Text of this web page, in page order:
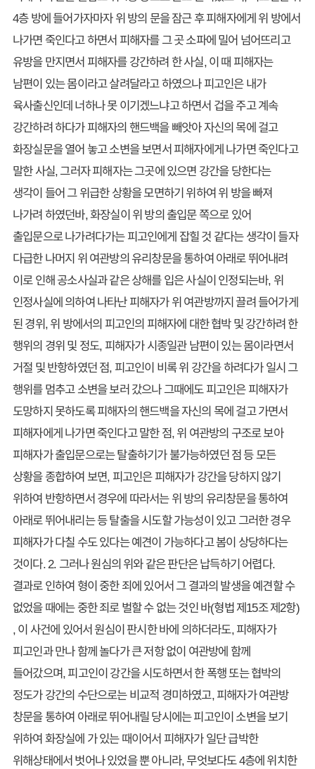
4층 방에 들어가자마자 위 방의 문을 잠근 후 피해자에게 위 방에서
나가면 죽인다고 하면서 피해자를 그 곳 소파에 밀어 넘어뜨리고
유방을 만지면서 피해자를 강간하려 한 사실, 이 때 피해자는
남편이 있는 몸이라고 살려달라고 하였으나 피고인은 내가
육사출신인데 너하나 못 이기겠느냐고 하면서 겁을 주고 계속
강간하려 하다가 피해자의 핸드백을 빼앗아 자신의 목에 걸고
화장실문을 열어 놓고 소변을 보면서 피해자에게 나가면 죽인다고
말한 사실, 그러자 피해자는 그곳에 있으면 강간을 당한다는
생각이 들어 그 위급한 상황을 모면하기 위하여 위 방을 빠져
나가려 하였던바, 화장실이 위 방의 출입문 쪽으로 있어
출입문으로 나가려다가는 피고인에게 잡힐 것 같다는 생각이 들자
다급한 나머지 위 여관방의 유리창문을 통하여 아래로 뛰어내려
이로 인해 공소사실과 같은 상해를 입은 사실이 인정되는바, 위
인정사실에 의하여 나타난 피해자가 위 여관방까지 끌려 들어가게
된 경위, 위 방에서의 피고인의 피해자에 대한 협박 및 강간하려 한
행위의 경위 및 정도, 피해자가 시종일관 남편이 있는 몸이라면서
거절 및 반항하였던 점, 피고인이 비록 위 강간을 하려다가 일시 그
행위를 멈추고 소변을 보러 갔으나 그때에도 피고인은 피해자가
도망하지 못하도록 피해자의 핸드백을 자신의 목에 걸고 가면서
피해자에게 나가면 죽인다고 말한 점, 위 여관방의 구조로 보아
피해자가 출입문으로는 탈출하기가 불가능하였던 점 등 모든
상황을 종합하여 보면, 피고인은 피해자가 강간을 당하지 않기
위하여 반항하면서 경우에 따라서는 위 방의 유리창문을 통하여
아래로 뛰어내리는 등 탈출을 시도할 가능성이 있고 그러한 경우
피해자가 다칠 수도 있다는 예견이 가능하다고 봄이 상당하다는
것이다. 2. 그러나 원심의 위와 같은 판단은 납득하기 어렵다.
결과로 인하여 형이 중한 죄에 있어서 그 결과의 발생을 예견할 수
없었을 때에는 중한 죄로 벌할 수 없는 것인 바(형법 제15조 제2항)
, 이 사건에 있어서 원심이 판시한 바에 의하더라도, 피해자가
피고인과 만나 함께 놀다가 큰 저항 없이 여관방에 함께
들어갔으며, 피고인이 강간을 시도하면서 한 폭행 또는 협박의
정도가 강간의 수단으로는 비교적 경미하였고, 피해자가 여관방
창문을 통하여 아래로 뛰어내릴 당시에는 피고인이 소변을 보기
위하여 화장실에 가 있는 때이어서 피해자가 일단 급박한
위해상태에서 벗어나 있었을 뿐 아니라, 무엇보다도 4층에 위치한